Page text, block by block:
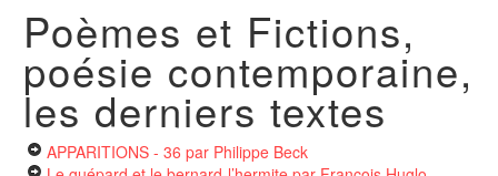
Poèmes et Fictions,
poésie contemporaine,
les derniers textes
APPARITIONS - 36 par Philippe Beck